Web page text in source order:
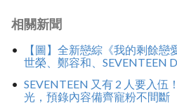
相關新聞
【圖】全新戀綜《我的剩餘
世榮、鄭容和、SEVENTEEN
SEVENTEEN 又有 2 人要入伍
光，預錄內容備齊寵粉不間斷